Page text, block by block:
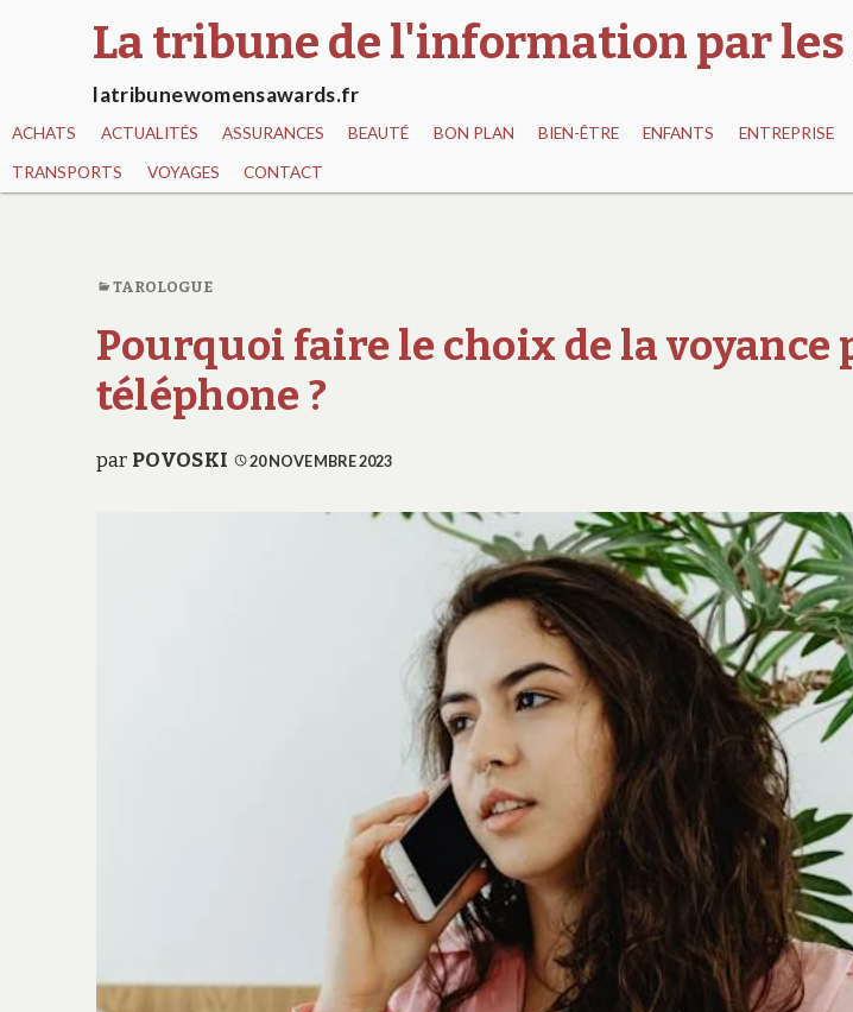
La tribune de l'information par
latribunewomensawards.fr
ACHATS ACTUALITÉS ASSURANCES BEAUTÉ BON PLAN BIEN-ÊTRE ENFANTS ENTREPRISE
TRANSPORTS VOYAGES CONTACT
TAROLOGUE
Pourquoi faire le choix de la voyance
téléphone ?
par POVOSKI 20 NOVEMBRE 2023